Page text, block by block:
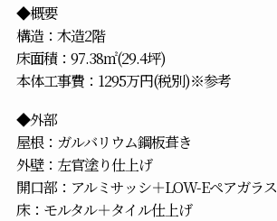
◆概要
構造：木造2階
床面積：97.38㎡(29.4坪)
本体工事費：1295万円(税別)※参考
◆外部
屋根：ガルバリウム鋼板葺き
外壁：左官塗り仕上げ
開口部：アルミサッシ＋LOW-Eペアガラス
床：モルタル＋タイル仕上げ